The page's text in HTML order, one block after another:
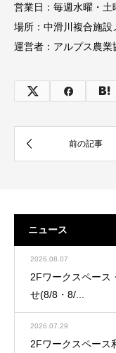
営業日：毎週水曜・土
場所：中滑川複合施
運営者：アルプス農
ニュース
2026.08.07
2Fワークスペース
せ(8/8・8/...
2026.07.29
2Fワークスペース